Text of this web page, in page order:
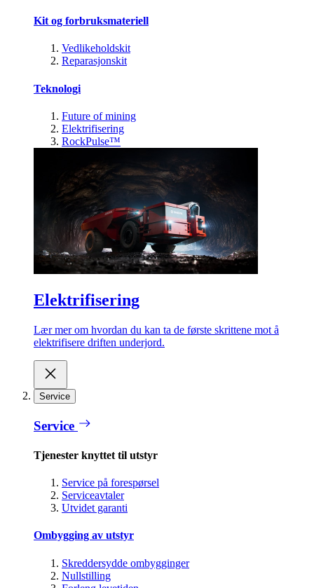
Kit og forbruksmateriell
Vedlikeholdskit
Reparasjonskit
Teknologi
Future of mining
Elektrifisering
RockPulse™
Elektrifisering
Lær mer om hvordan du kan ta de første skrittene mot å
elektrifisere driften underjord.
Service
Service
Tjenester knyttet til utstyr
Service på forespørsel
Serviceavtaler
Utvidet garanti
Ombygging av utstyr
Skreddersydde ombygginger
Nullstilling